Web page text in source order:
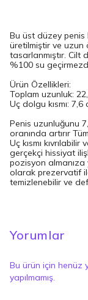
Bu üst düzey penis
üretilmiştir ve uzun
tasarlanmıştır. Cilt
%100 su
Ürün Özellikleri:
Toplam uzunluk:
Uç dolgu kısmı: 7,6
Penis uzunluğunu
oranında artırır
Uç kısmı
gerçekçi hissiyat
pozisyon almanıza
olarak prezervatif
temizlenebilir ve
Yorumlar
Bu ürün için henüz
yapılmamış.